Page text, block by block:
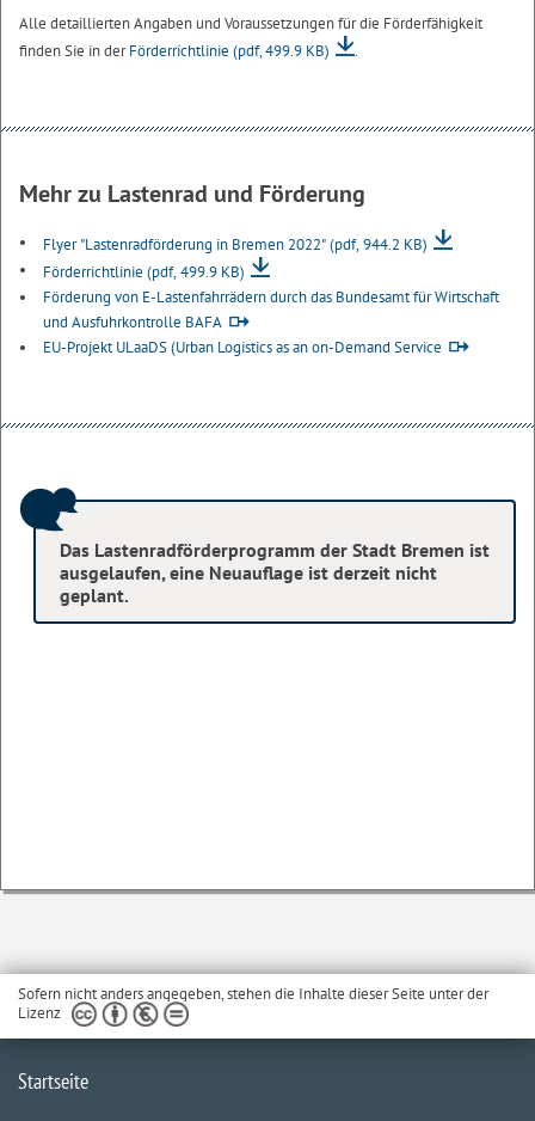
Alle detaillierten Angaben und Voraussetzungen für die Förderfähigkeit
finden Sie in derFörderrichtlinie (pdf, 499.9 KB) .
Mehr zu Lastenrad und Förderung
Flyer "Lastenradförderung in Bremen 2022"(pdf, 944.2 KB)
Förderrichtlinie (pdf, 499.9 KB)
Förderung von E-Lastenfahrrädern durch das Bundesamt für Wirtschaft
und Ausfuhrkontrolle BAFA
EU-Projekt ULaaDS (Urban Logistics as an on-Demand Service
Das Lastenradförderprogramm der Stadt Bremen ist
ausgelaufen, eine Neuauflage ist derzeit nicht
geplant.
Sofern nicht anders angegeben, stehen die Inhalte dieser Seite unter der
Lizenz
Startseite